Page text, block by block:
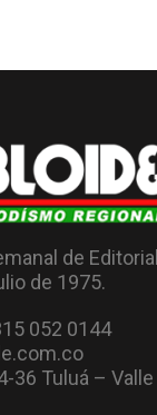
de
de 1975.
052 0144
36 Tuluá –